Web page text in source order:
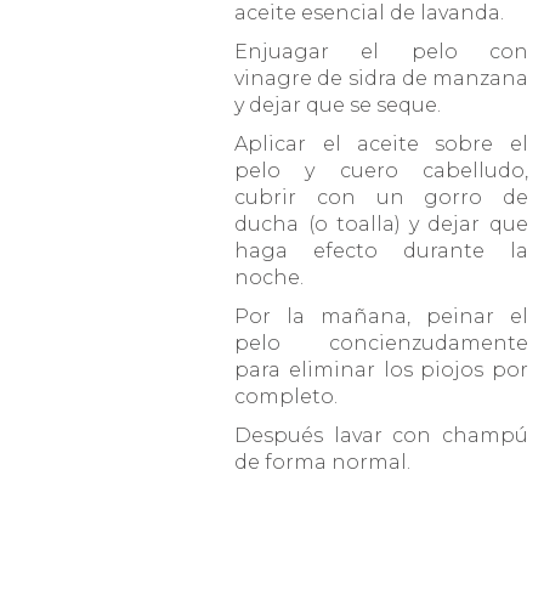
aceite esencial de lavanda.
Enjuagar el pelo con
vinagre de sidra de manzana
y dejar que se seque.
Aplicar el aceite sobre el
pelo y cuero cabelludo,
cubrir con un gorro de
ducha (o toalla) y dejar que
haga efecto durante la
noche.
Por la mañana, peinar el
pelo concienzudamente
para eliminar los piojos por
completo.
Después lavar con champú
de forma normal.